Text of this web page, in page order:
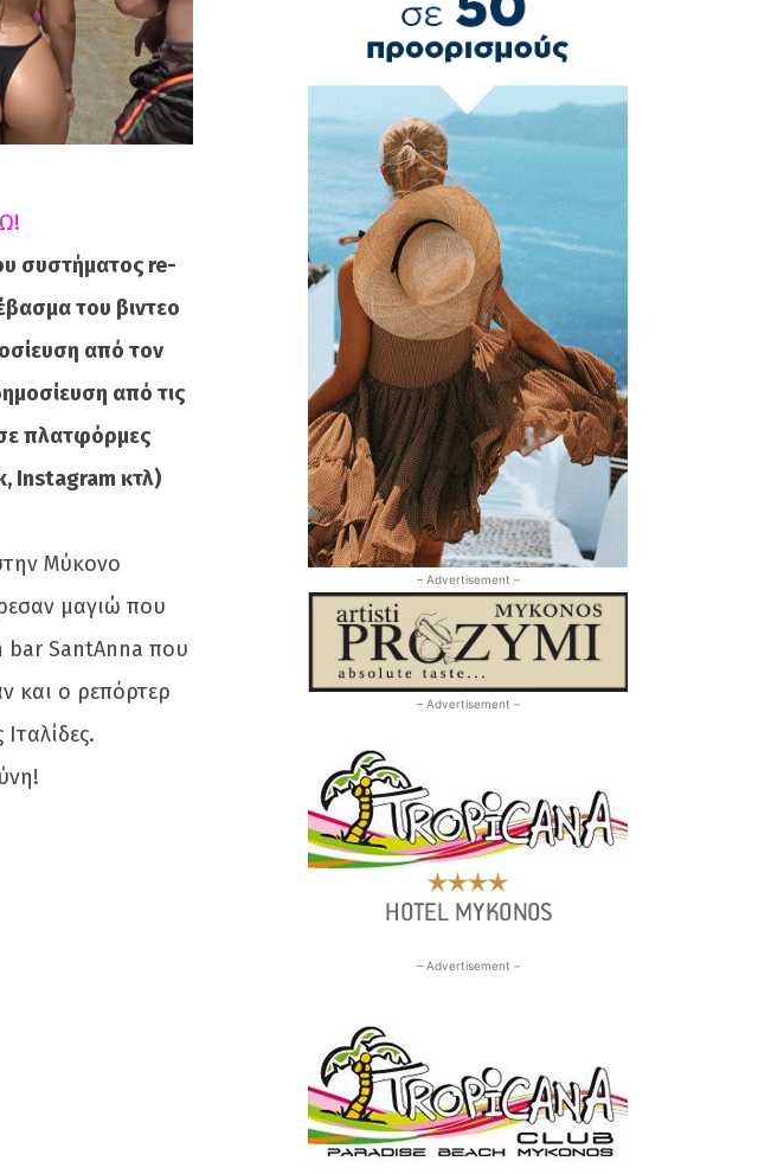
συστήματος re-
του βιντεο
από τον
από τις
πλατφόρμες
Instagram κτλ)
Μύκονο
μαγιώ που
bar SantAnna που
και ο ρεπόρτερ
– Advertisement –
– Advertisement –
– Advertisement –